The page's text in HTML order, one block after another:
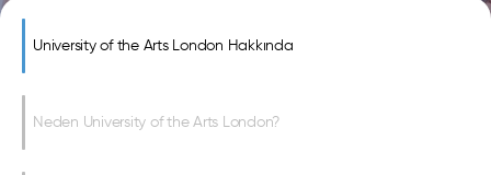
University of the Arts London Hakkında
Neden University of the Arts London?